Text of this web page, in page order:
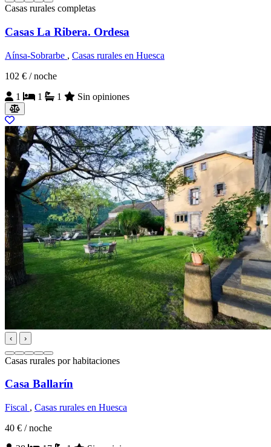
Casas rurales completas
Casas La Ribera. Ordesa
Aínsa-Sobrarbe , Casas rurales en Huesca
102 € / noche
1
1 1 Sin opiniones
‹ ›
Casas rurales por habitaciones
Casa Ballarín
Fiscal , Casas rurales en Huesca
40 € / noche